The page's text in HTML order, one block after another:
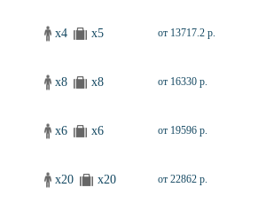
x4 x5 от 13717.2 р.
x8 x8 от 16330 р.
x6 x6 от 19596 р.
x20 x20 от 22862 р.